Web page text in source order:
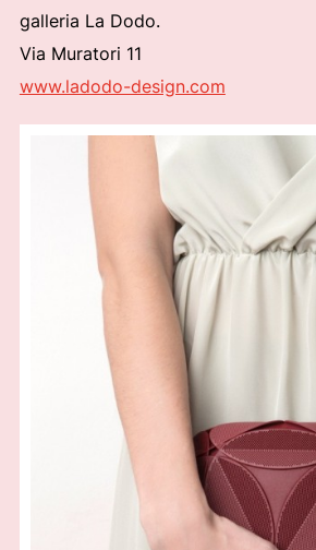
galleria La Dodo.
Via Muratori 11
www.ladodo-design.com